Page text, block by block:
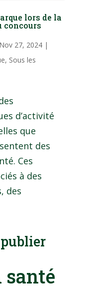
lors de la
concours
Nov 27, 2024|
, Sous les
d’activité
que
des
Ces
à des
des